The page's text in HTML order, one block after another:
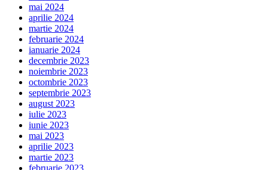
mai 2024
aprilie 2024
martie 2024
februarie 2024
ianuarie 2024
decembrie 2023
noiembrie 2023
octombrie 2023
septembrie 2023
august 2023
iulie 2023
iunie 2023
mai 2023
aprilie 2023
martie 2023
februarie 2023